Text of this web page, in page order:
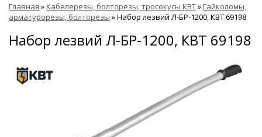
Главная »Кабелерезы, болторезы, тросокусы КВТ»Гайколомы,
арматурорезы, болторезы »Набор лезвий Л-БР-1200, КВТ 69198
Набор лезвий Л-БР-1200, КВТ 69198